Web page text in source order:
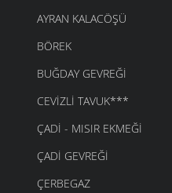
AYRAN KALACÖŞÜ
BÖREK
BUĞDAY GEVREĞI
CEVIZLI TAVUK***
ÇADI - MISIR EKMEĞI
ÇADI GEVREĞI
ÇERBEGAZ